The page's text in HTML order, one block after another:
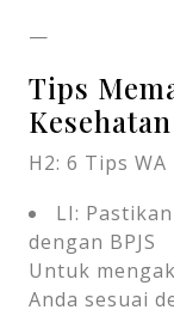
—
Tips
Kesehatan
H2: 6 Tips WA
LI:
dengan BPJS
Untuk
Anda sesuai